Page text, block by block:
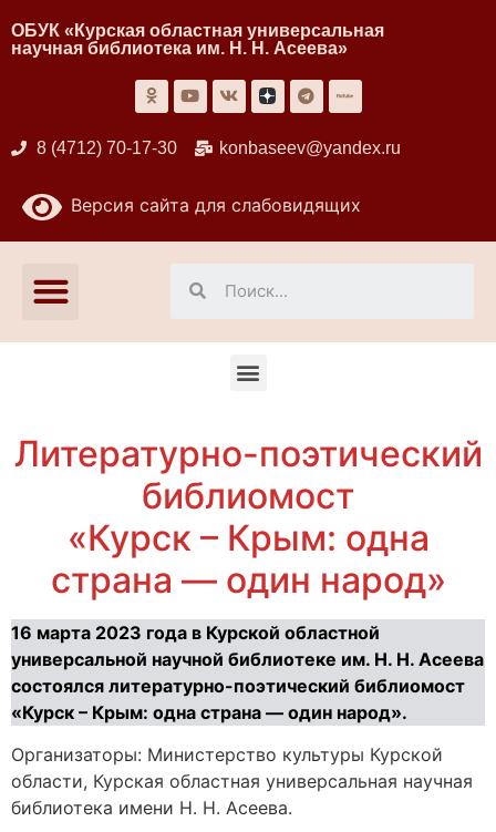
ОБУК «Курская областная универсальная
научная библиотека им. Н. Н. Асеева»
8 (4712) 70-17-30 konbaseev@yandex.ru
Версия сайта для слабовидящих
Литературно-поэтический
библиомост
«Курск – Крым: одна
страна — один народ»
16 марта 2023 года в Курской областной
универсальной научной библиотеке им. Н. Н. Асеева
состоялся литературно-поэтический библиомост
«Курск – Крым: одна страна — один народ».
Организаторы: Министерство культуры Курской
области, Курская областная универсальная научная
библиотека имени Н. Н. Асеева.